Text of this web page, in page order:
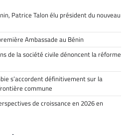
Patrice Talon élu président du nouveau
Ambassade au Bénin
de la société civile dénoncent la réforme
s’accordent définitivement sur la
commune
de croissance en 2026 en